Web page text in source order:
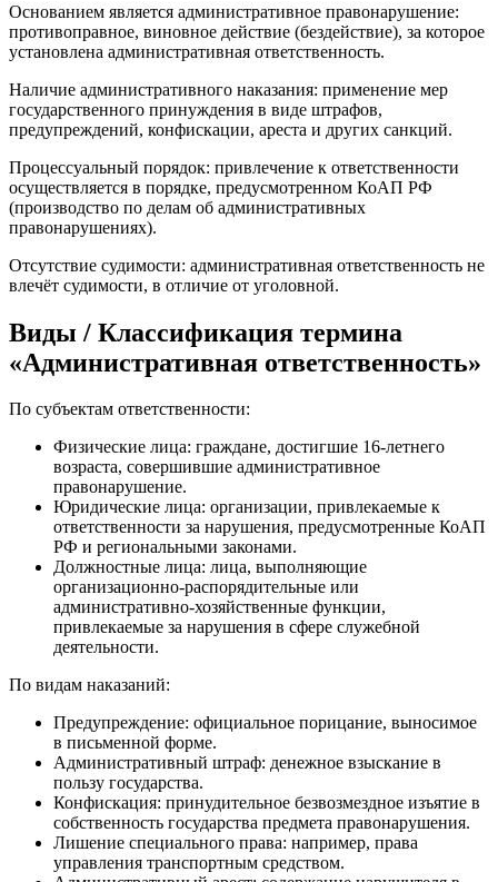
Основанием является административное правонарушение:
противоправное, виновное действие (бездействие), за которое
установлена административная ответственность.
Наличие административного наказания: применение мер
государственного принуждения в виде штрафов,
предупреждений, конфискации, ареста и других санкций.
Процессуальный порядок: привлечение к ответственности
осуществляется в порядке, предусмотренном КоАП РФ
(производство по делам об административных
правонарушениях).
Отсутствие судимости: административная ответственность не
влечёт судимости, в отличие от уголовной.
Виды / Классификация термина
«Административная ответственность»
По субъектам ответственности:
Физические лица: граждане, достигшие 16‑летнего
возраста, совершившие административное
правонарушение.
Юридические лица: организации, привлекаемые к
ответственности за нарушения, предусмотренные КоАП
РФ и региональными законами.
Должностные лица: лица, выполняющие
организационно‑распорядительные или
административно‑хозяйственные функции,
привлекаемые за нарушения в сфере служебной
деятельности.
По видам наказаний:
Предупреждение: официальное порицание, выносимое
в письменной форме.
Административный штраф: денежное взыскание в
пользу государства.
Конфискация: принудительное безвозмездное изъятие в
собственность государства предмета правонарушения.
Лишение специального права: например, права
управления транспортным средством.